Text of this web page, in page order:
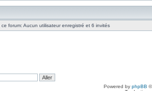
forum: Aucun utilisateur enregistré et 6 invités
Powered by phpBB